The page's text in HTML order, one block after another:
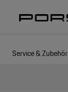
Service & Zubehör